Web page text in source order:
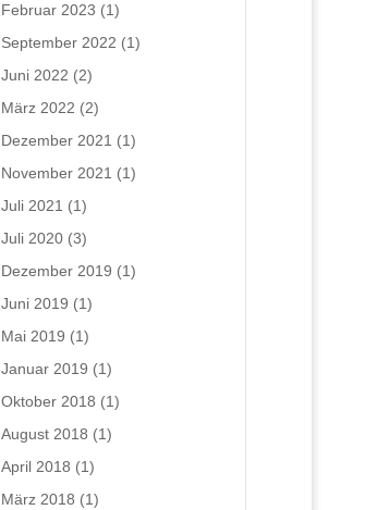
Februar 2023 (1)
September 2022 (1)
Juni 2022 (2)
März 2022 (2)
Dezember 2021 (1)
November 2021 (1)
Juli 2021 (1)
Juli 2020(3)
Dezember 2019 (1)
Juni 2019 (1)
Mai 2019 (1)
Januar 2019 (1)
Oktober 2018 (1)
August 2018 (1)
April 2018 (1)
März 2018 (1)